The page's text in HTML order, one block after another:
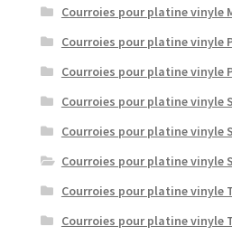
Courroies pour platine vinyle
Courroies pour platine vinyle
Courroies pour platine vinyle
Courroies pour platine vinyle
Courroies pour platine vinyle
Courroies pour platine vinyle
Courroies pour platine vinyle
Courroies pour platine vinyle